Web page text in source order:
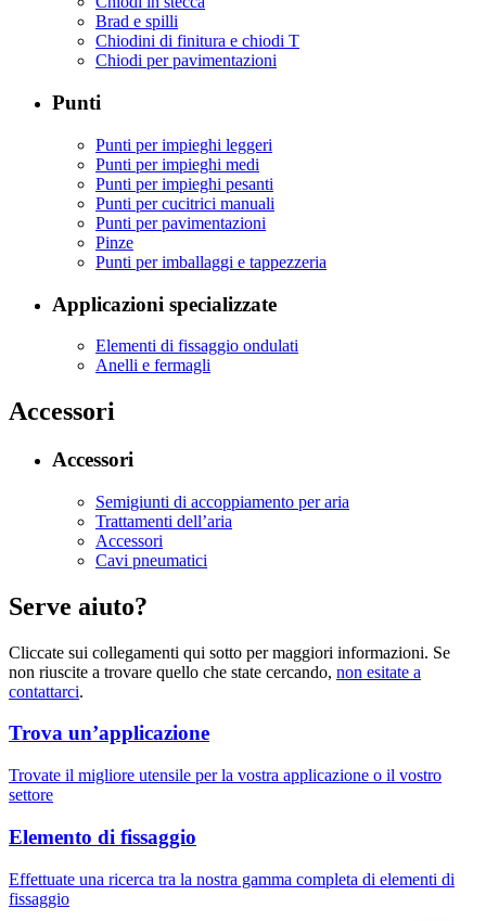
Brad e spilli
Chiodini di finitura e chiodi T
Chiodi per pavimentazioni
Punti
Punti per impieghi leggeri
Punti per impieghi medi
Punti per impieghi pesanti
Punti per cucitrici manuali
Punti per pavimentazioni
Pinze
Punti per imballaggi e tappezzeria
Applicazioni specializzate
Elementi di fissaggio ondulati
Anelli e fermagli
Accessori
Accessori
Semigiunti di accoppiamento per aria
Trattamenti dell’aria
Accessori
Cavi pneumatici
Serve aiuto?
Cliccate sui collegamenti qui sotto per maggiori informazioni. Se
non riuscite a trovare quello che state cercando, non esitate a
contattarci.
Trova un’applicazione
Trovate il migliore utensile per la vostra applicazione o il vostro
settore
Elemento di fissaggio
Effettuate una ricerca tra la nostra gamma completa di elementi di
fissaggio